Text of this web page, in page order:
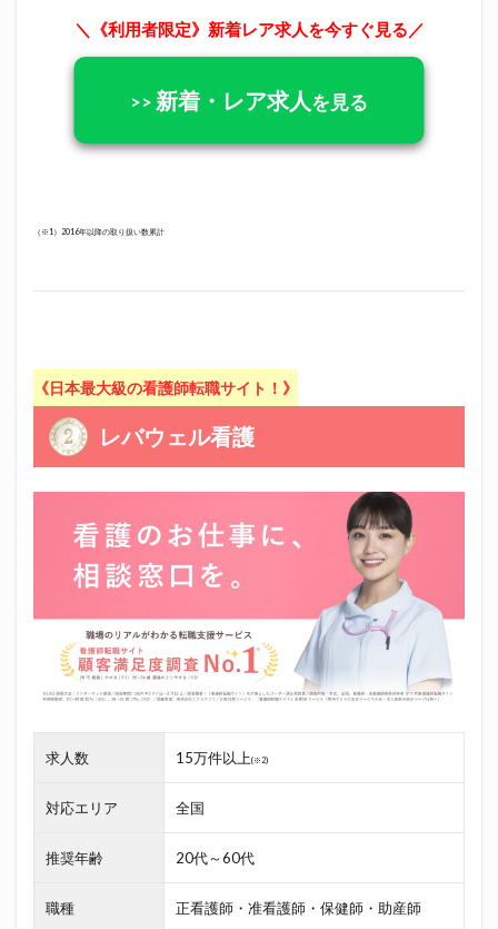
＼《利用者限定》新着レア求人を今すぐ見る／
>> 新着・レア求人 を見る
（※1）2016年以降の取り扱い数累計
《日本最大級の看護師転職サイト！》
レバウェル看護
求人数 15万件以上(※2)
対応エリア 全国
推奨年齢 20代～60代
職種 正看護師・准看護師・保健師・助産師